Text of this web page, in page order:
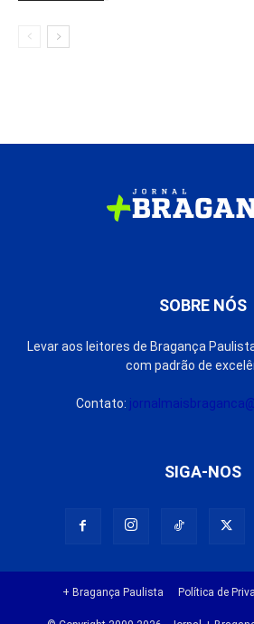
SOBRE NÓS
Levar aos leitores de Bragança
com padrão de
Contato:
SIGA-NOS
+ Bragança Paulista Política de